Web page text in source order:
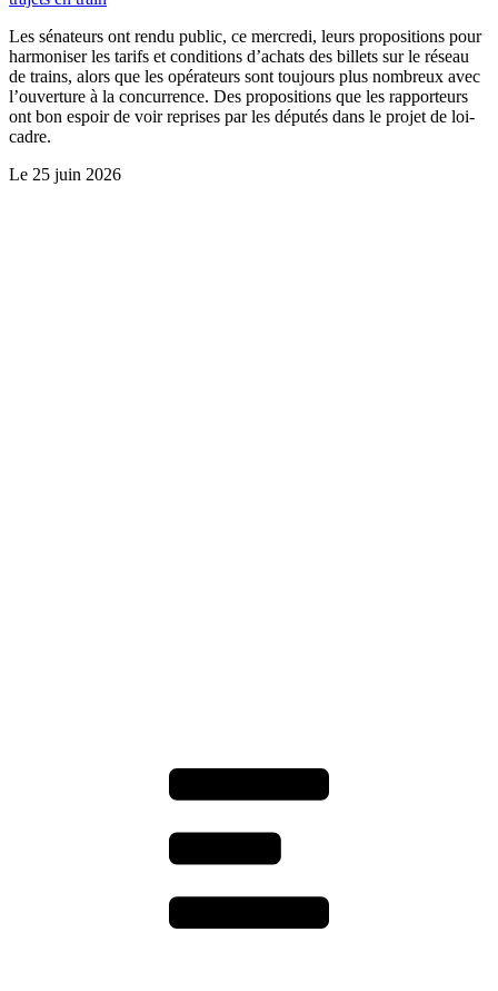
Les sénateurs ont rendu public, ce mercredi, leurs propositions pour
harmoniser les tarifs et conditions d’achats des billets sur le réseau
de trains, alors que les opérateurs sont toujours plus nombreux avec
l’ouverture à la concurrence. Des propositions que les rapporteurs
ont bon espoir de voir reprises par les députés dans le projet de loi-
cadre.
Le 25 juin 2026